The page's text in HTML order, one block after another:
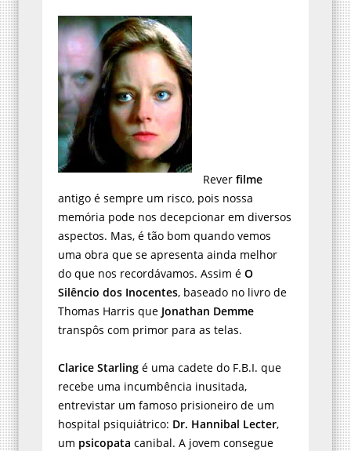
Rever filme
antigo é sempre um risco, pois nossa
memória pode nos decepcionar em diversos
aspectos. Mas, é tão bom quando vemos
uma obra que se apresenta ainda melhor
do que nos recordávamos. Assim é O
Silêncio dos Inocentes, baseado no livro de
Thomas Harris que Jonathan Demme
transpôs com primor para as telas.
Clarice Starling é uma cadete do F.B.I. que
recebe uma incumbência inusitada,
entrevistar um famoso prisioneiro de um
hospital psiquiátrico: Dr. Hannibal Lecter,
um psicopata canibal. A jovem consegue